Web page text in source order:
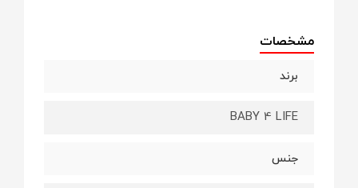
مشخصات
برند
BABY 4 LIFE
جنس